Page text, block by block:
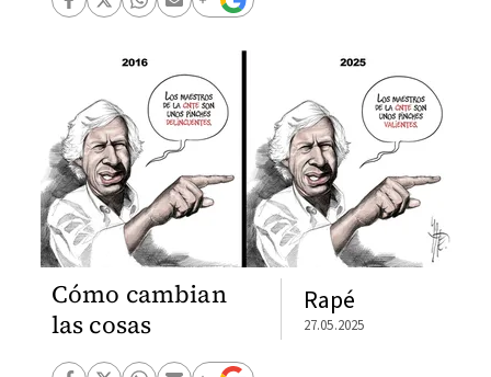
Cómo cambian
las cosas
Rapé
27.05.2025